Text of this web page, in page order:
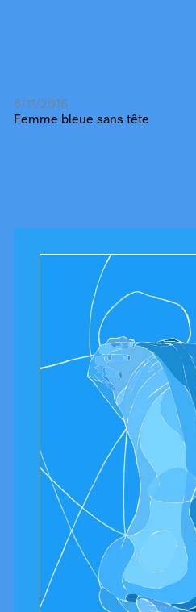
6/11/2016
Femme bleue sans tête